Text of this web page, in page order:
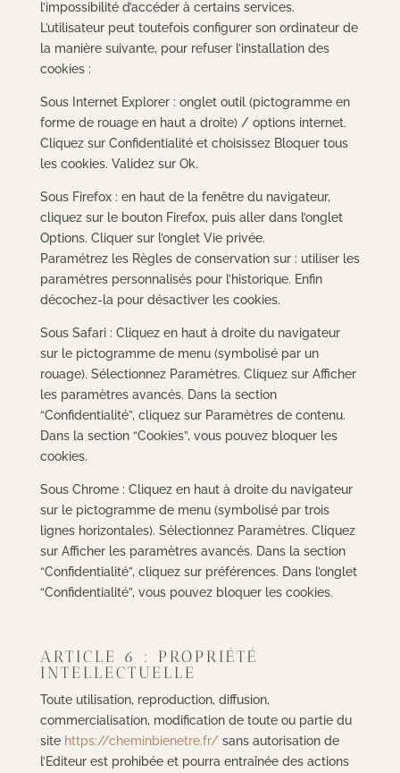
l’impossibilité d’accéder à certains services.
L’utilisateur peut toutefois configurer son ordinateur de
la manière suivante, pour refuser l’installation des
cookies :
Sous Internet Explorer : onglet outil (pictogramme en
forme de rouage en haut a droite) / options internet.
Cliquez sur Confidentialité et choisissez Bloquer tous
les cookies. Validez sur Ok.
Sous Firefox : en haut de la fenêtre du navigateur,
cliquez sur le bouton Firefox, puis aller dans l’onglet
Options. Cliquer sur l’onglet Vie privée.
Paramétrez les Règles de conservation sur : utiliser les
paramètres personnalisés pour l’historique. Enfin
décochez-la pour désactiver les cookies.
Sous Safari : Cliquez en haut à droite du navigateur
sur le pictogramme de menu (symbolisé par un
rouage). Sélectionnez Paramètres. Cliquez sur Afficher
les paramètres avancés. Dans la section
“Confidentialité”, cliquez sur Paramètres de contenu.
Dans la section “Cookies”, vous pouvez bloquer les
cookies.
Sous Chrome : Cliquez en haut à droite du navigateur
sur le pictogramme de menu (symbolisé par trois
lignes horizontales). Sélectionnez Paramètres. Cliquez
sur Afficher les paramètres avancés. Dans la section
“Confidentialité”, cliquez sur préférences. Dans l’onglet
“Confidentialité”, vous pouvez bloquer les cookies.
ARTICLE 6 : PROPRIÉTÉ
INTELLECTUELLE
Toute utilisation, reproduction, diffusion,
commercialisation, modification de toute ou partie du
site https://cheminbienetre.fr/sans autorisation de
l’Editeur est prohibée et pourra entraînée des actions